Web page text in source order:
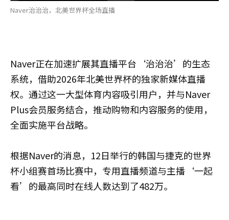
Naver治治治，北美世界杯全场直播
Naver正在加速扩展其直播平台‘治治治’的生态
系统，借助2026年北美世界杯的独家新媒体直播
权。通过这一大型体育内容吸引用户，并与Naver
Plus会员服务结合，推动购物和内容服务的使用，
全面实施平台战略。
根据Naver的消息，12日举行的韩国与捷克的世界
杯小组赛首场比赛中，专用直播频道与主播‘一起
看’的最高同时在线人数达到了482万。